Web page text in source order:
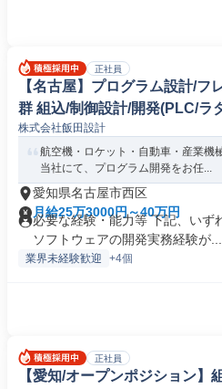
正社員
【名古屋】プログラム設計/フ
群 組込/制御設計/開発(PLC/ラ
株式会社飯田設計
航空機・ロケット・自動車・産業機
当社にて、プログラム開発をお任...
愛知県名古屋市西区
月給25万3000円～40万円
必要な経験・能力等 下記、いず
ソフトウェアの開発実務経験が...
業界未経験歓迎 +4個
正社員
【愛知/オープンポジション】